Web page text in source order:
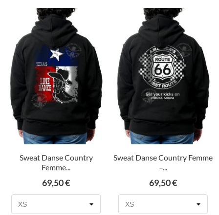
Sweat Danse Country
Femme...
Prix
69,50 €
Sweat Danse Country Femme
–...
Prix
69,50 €